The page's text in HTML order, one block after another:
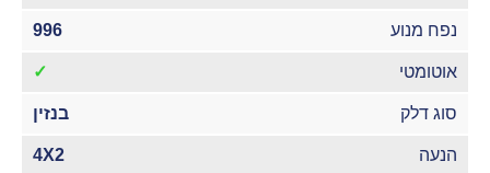
נפח מנוע 996
אוטומטי ✓
סוג דלק בנזין
הנעה 4X2